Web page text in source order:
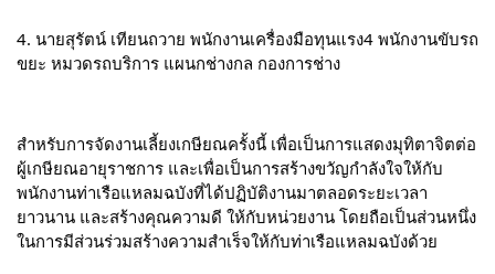
4. นายสุรัตน์ เทียนถวาย พนักงานเครื่องมือทุนแรง4 พนักงานขับรถ
ขยะ หมวดรถบริการ แผนกช่างกล กองการช่าง
สำหรับการจัดงานเลี้ยงเกษียณครั้งนี้ เพื่อเป็นการแสดงมุทิตาจิตต่อ
ผู้เกษียณอายุราชการ และเพื่อเป็นการสร้างขวัญกำลังใจให้กับ
พนักงานท่าเรือแหลมฉบังที่ได้ปฏิบัติงานมาตลอดระยะเวลา
ยาวนาน และสร้างคุณความดี ให้กับหน่วยงาน โดยถือเป็นส่วนหนึ่ง
ในการมีส่วนร่วมสร้างความสำเร็จให้กับท่าเรือแหลมฉบังด้วย